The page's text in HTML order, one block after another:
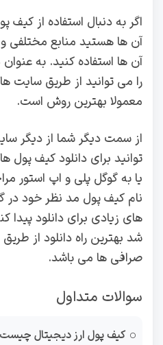
اگر به دنبال استفاده از کیف
آن ها هستید منابع مختلفی
آن ها استفاده کنید. به
را می توانید از طریق سایت
معمولا بهترین روش است.
از سمت دیگر شما از دیگر
توانید برای دانلود کیف پول
یا به گوگل پلی و اپ استور
نام کیف پول مد نظر خود در
های زیادی برای دانلود پیدا
شد بهترین راه دانلود از
صرافی ها می باشد.
سوالات متداول
کیف پول ارز دیجیتال